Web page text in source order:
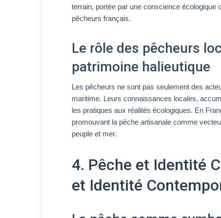
terrain, portée par une conscience
pêcheurs français.
Le rôle des pêcheurs
patrimoine halieutique
Les pêcheurs ne sont pas seulement des
maritime. Leurs connaissances locales,
les pratiques aux réalités écologiques. En
promouvant la pêche artisanale comme
peuple et mer.
4. Pêche et Identité
et Identité